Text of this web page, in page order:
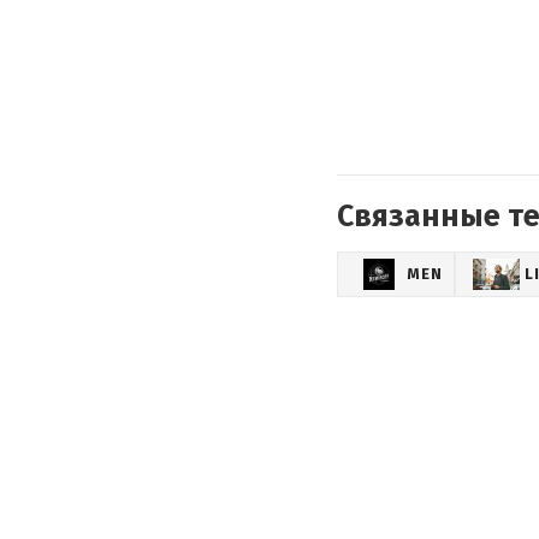
Связанные
MEN